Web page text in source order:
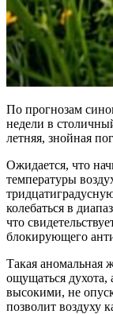
По прогнозам
недели в
летняя, знойная
Ожидается, что
температуры
колебаться в
что
блокирующего
Такая аномальная
ощущаться духота,
высокими, не
позволит воздуху